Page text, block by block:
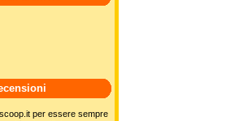
per essere sempre